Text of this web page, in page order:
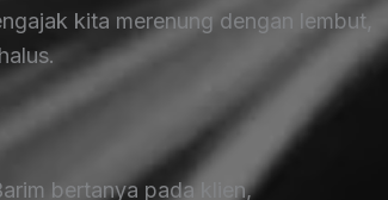
kita merenung dengan lembut,
bertanya pada klien,